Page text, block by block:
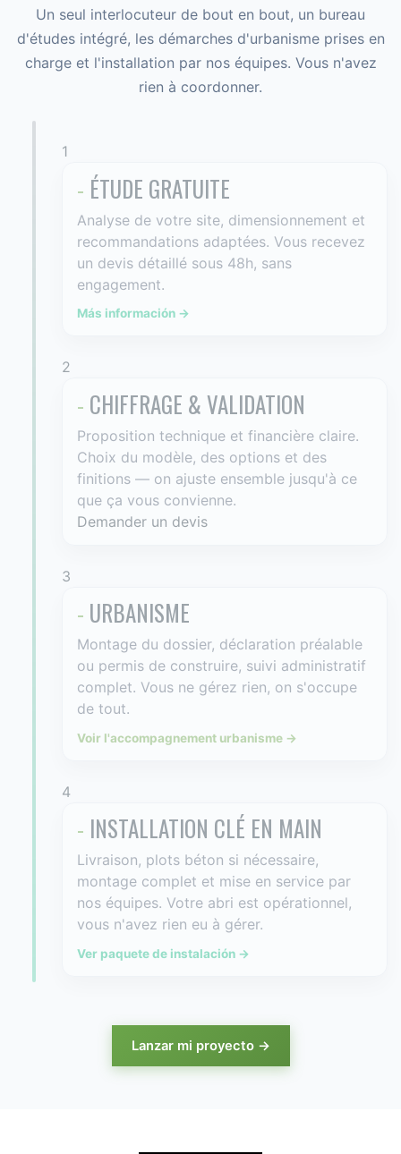
Un seul interlocuteur de bout en bout, un bureau
d'études intégré, les démarches d'urbanisme prises en
charge et l'installation par nos équipes. Vous n'avez
rien à coordonner.
1
- ÉTUDE GRATUITE
Analyse de votre site, dimensionnement et
recommandations adaptées. Vous recevez
un devis détaillé sous 48h, sans
engagement.
Más información →
2
- CHIFFRAGE & VALIDATION
Proposition technique et financière claire.
Choix du modèle, des options et des
finitions — on ajuste ensemble jusqu'à ce
que ça vous convienne.
Demander un devis
3
- URBANISME
Montage du dossier, déclaration préalable
ou permis de construire, suivi administratif
complet. Vous ne gérez rien, on s'occupe
de tout.
Voir l'accompagnement urbanisme →
4
- INSTALLATION CLÉ EN MAIN
Livraison, plots béton si nécessaire,
montage complet et mise en service par
nos équipes. Votre abri est opérationnel,
vous n'avez rien eu à gérer.
Ver paquete de instalación →
Lanzar mi proyecto →